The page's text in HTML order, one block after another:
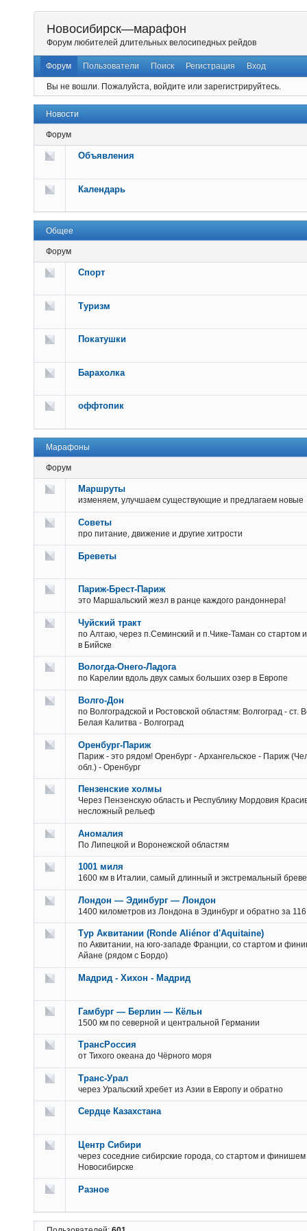
Новосибирск—марафон
Форум любителей длительных велосипедных рейдов
Форум Пользователи Поиск Регистрация Вход
Вы не вошли. Пожалуйста, войдите или зарегистрируйтесь.
Новости
Форум
Объявления
Календарь
Общее
Форум
Спорт
Туризм
Покатушки
Барахолка
оффтопик
Марафоны
Форум
Маршруты
изменяем, улучшаем существующие и предлагаем новые
Советы
про питание, движение и другие хитрости
Бреветы
Париж-Брест-Париж
это Маршальский жезл в ранце каждого рандоннера!
Чуйский тракт
по Алтаю, через п.Семинский и п.Чике-Таман со стартом
в Бийске
Вологда-Онего-Ладога
по Карелии вдоль двух самых больших озер в Европе
Волго-Дон
по Волгоградской и Ростовской областям: Волгоград - ст.
Белая Калитва - Волгоград
Оренбург-Париж
Париж - это рядом! Оренбург - Архангельское - Париж
обл.) - Оренбург
Пензенские холмы
Через Пензенскую область и Республику Мордовия
несложный рельеф
Аномалия
По Липецкой и Воронежской областям
1001 миля
1600 км в Италии, самый длинный и экстремальный
Лондон — Эдинбург — Лондон
1400 километров из Лондона в Эдинбург и обратно за
Тур Аквитании (Ronde Aliénor d'Aquitaine)
по Аквитании, на юго-западе Франции, со стартом и
Айане (рядом с Бордо)
Мадрид - Хихон - Мадрид
Гамбург — Берлин — Кёльн
1500 км по северной и центральной Германии
ТрансРоссия
от Тихого океана до Чёрного моря
Транс-Урал
через Уральский хребет из Азии в Европу и обратно
Сердце Казахстана
Центр Сибири
через соседние сибирские города, со стартом и финишем
Новосибирске
Разное